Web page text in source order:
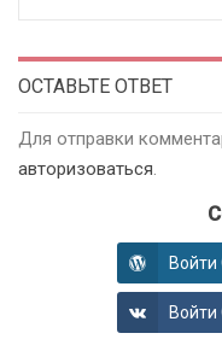
ОСТАВЬТЕ ОТВЕТ
Для отправки
авторизоваться.